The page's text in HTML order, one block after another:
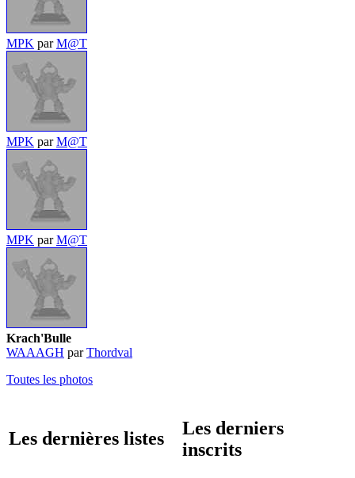
MPK parM@T
MPK parM@T
MPK parM@T
Krach'Bulle
WAAAGH parThordval
Toutes les photos
Les dernières listes
Les derniers
inscrits